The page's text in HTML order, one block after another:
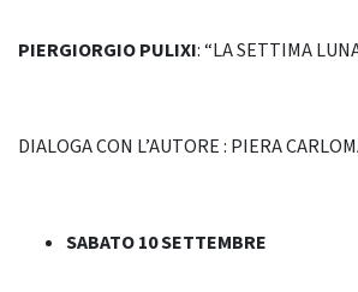
PIERGIORGIO PULIXI: “LA SETTIMA
DIALOGA CON L’AUTORE : PIERA
SABATO 10 SETTEMBRE